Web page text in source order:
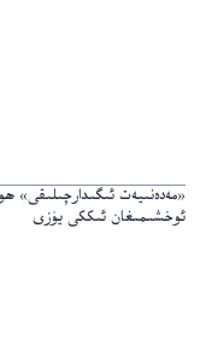
«مەدەنىيەت ئىگىدارچىلىقى»
ئوخشىمىغان ئىككى يۈزى